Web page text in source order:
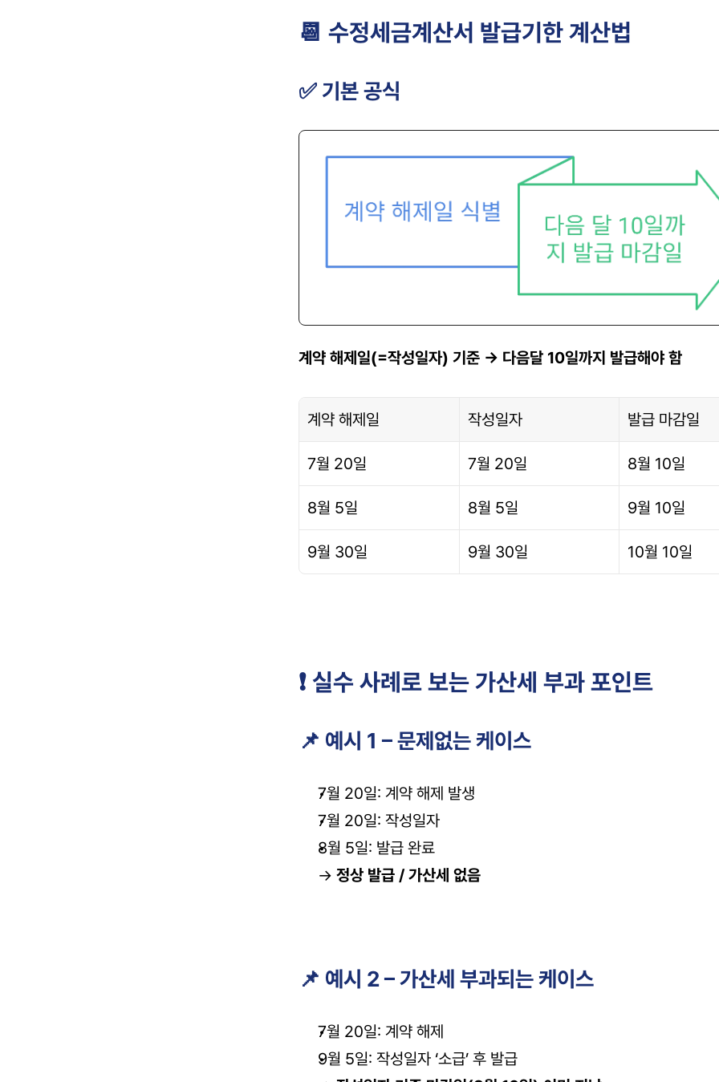
📆 수정세금계산서 발급기한 계산법
✅ 기본 공식
계약 해제일(=작성일자) 기준 → 다음달 10일까지 발급해야 함
계약 해제일 작성일자 발급 마감일
7월 20일 7월 20일 8월 10일
8월 5일 8월 5일 9월 10일
9월 30일 9월 30일 10월 10일
❗ 실수 사례로 보는 가산세 부과 포인트
📌 예시 1 – 문제없는 케이스
7월 20일: 계약 해제 발생
7월 20일: 작성일자
8월 5일: 발급 완료
→ 정상 발급 / 가산세 없음
📌 예시 2 – 가산세 부과되는 케이스
7월 20일: 계약 해제
9월 5일: 작성일자 ‘소급’ 후 발급